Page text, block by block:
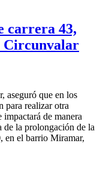
carrera 43,
Circunvalar
aseguró que en los
para realizar otra
de manera
de la prolongación de la
en el barrio Miramar,